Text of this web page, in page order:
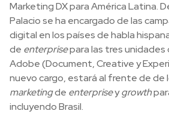
Marketing DX para América Latina.
Palacio se ha encargado de las
digital en los países de habla
de enterprisepara las tres
Adobe (Document, Creative y
nuevo cargo, estará al frente de de
marketingde enterpriseygrowth
incluyendo Brasil.